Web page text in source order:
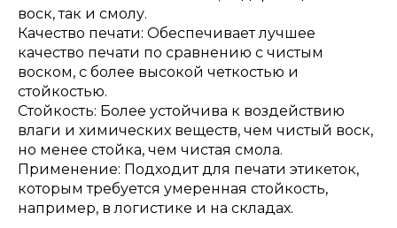
воск, так и смолу.
Качество печати: Обеспечивает лучшее
качество печати по сравнению с чистым
воском, с более высокой четкостью и
стойкостью.
Стойкость: Более устойчива к воздействию
влаги и химических веществ, чем чистый воск,
но менее стойка, чем чистая смола.
Применение: Подходит для печати этикеток,
которым требуется умеренная стойкость,
например, в логистике и на складах.